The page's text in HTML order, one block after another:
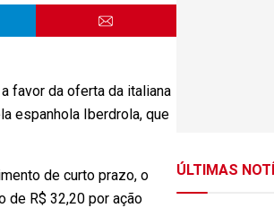
favor da oferta da italiana
espanhola Iberdrola, que
de curto prazo, o
de R$ 32,20 por ação